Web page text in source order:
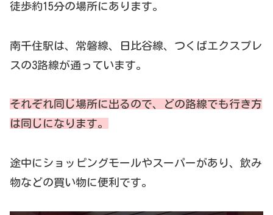
徒歩約15分の場所にあります。
南千住駅は、常磐線、日比谷線、つくばエクスプレ
スの3路線が通っています。
それぞれ同じ場所に出るので、どの路線でも行き方
は同じになります。
途中にショッピングモールやスーパーがあり、飲み
物などの買い物に便利です。